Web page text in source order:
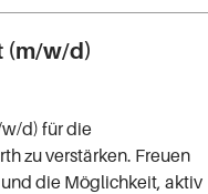
(m/w/d)
d) für die
zu verstärken. Freuen
die Möglichkeit, aktiv